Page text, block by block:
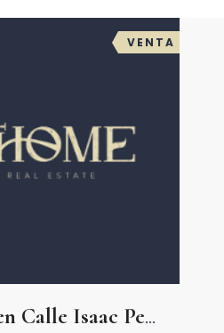
VENTA
Garaje en venta en Calle Isaac Peral